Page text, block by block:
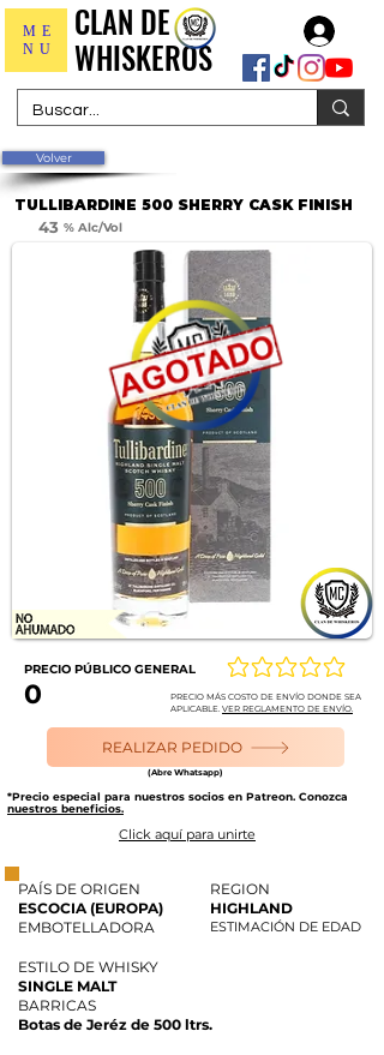
CLAN DE
WHISKEROS
CLAN DE
WHISKEROS
ME
NU
Volver
TULLIBARDINE 500 SHERRY CASK FINISH
43 % Alc/Vol
PRECIO PÚBLICO GENERAL Aún no hay
0
PRECIO MÁS COSTO DE ENVÍO DONDE SEA
APLICABLE. VER REGLAMENTO DE ENVÍO.
REALIZAR PEDIDO
(Abre Whatsapp)
*Precio especial para nuestros socios en Patreon. Conozca
nuestros beneficios.
Click aquí para unirte
PAÍS DE ORIGEN
ESCOCIA (EUROPA)
EMBOTELLADORA
REGION
HIGHLAND
ESTIMACIÓN DE EDAD
ESTILO DE WHISKY
SINGLE MALT
BARRICAS
Botas de Jeréz de 500 ltrs.